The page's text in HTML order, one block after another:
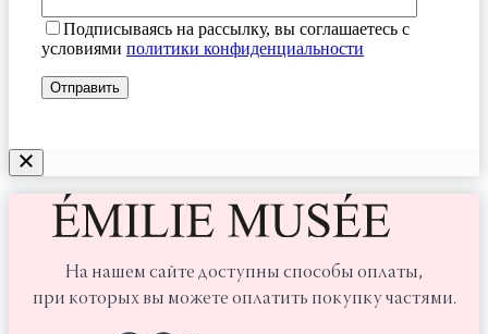
Подписываясь на рассылку, вы соглашаетесь с
условиями политики конфиденциальности
На нашем сайте доступны способы оплаты,
при которых вы можете оплатить покупку частями.